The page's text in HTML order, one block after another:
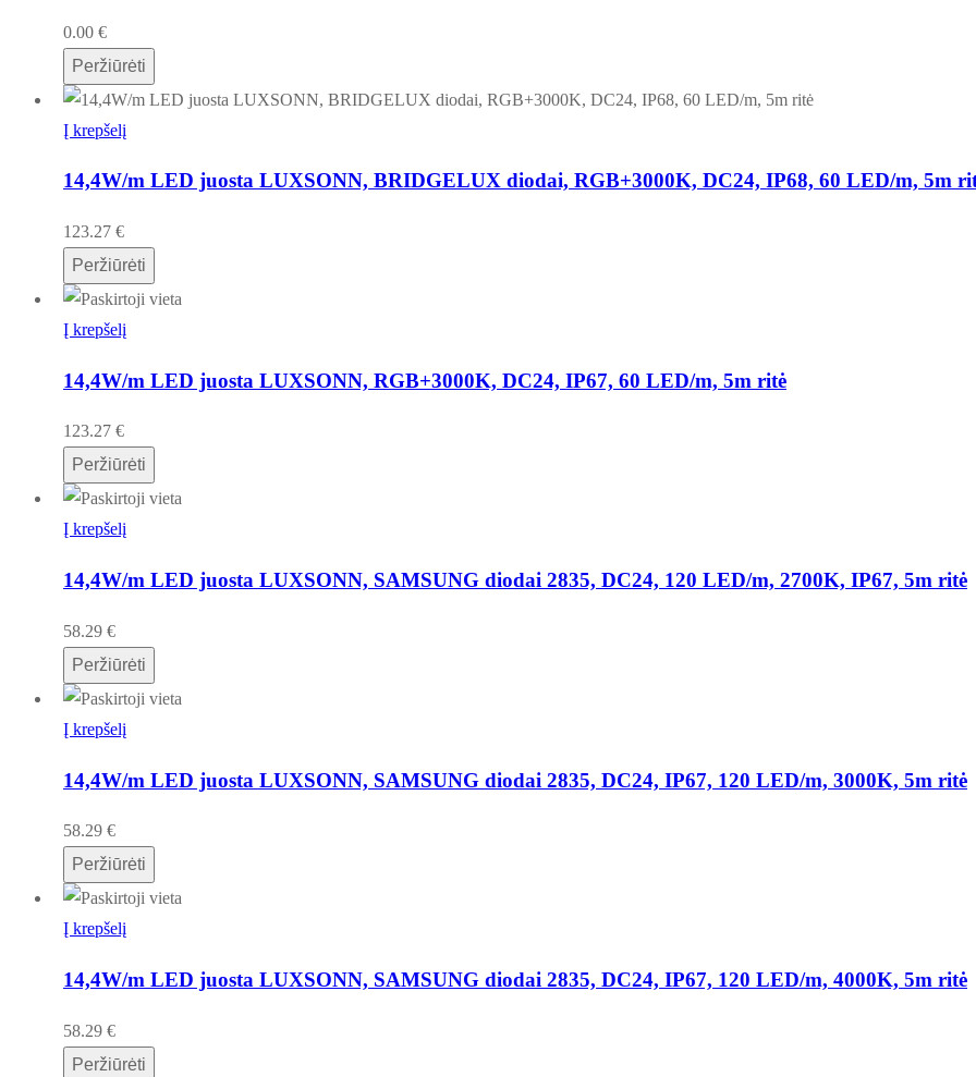
0.00 €
Peržiūrėti
Į krepšelį
14,4W/m LED juosta LUXSONN, BRIDGELUX diodai, RGB+3000K, DC24, IP68, 60 LED/m, 5m
123.27 €
Peržiūrėti
Į krepšelį
14,4W/m LED juosta LUXSONN, RGB+3000K, DC24, IP67, 60 LED/m, 5m ritė
123.27 €
Peržiūrėti
Į krepšelį
14,4W/m LED juosta LUXSONN, SAMSUNG diodai 2835, DC24, 120 LED/m, 2700K, IP67, 5m ritė
58.29 €
Peržiūrėti
Į krepšelį
14,4W/m LED juosta LUXSONN, SAMSUNG diodai 2835, DC24, IP67, 120 LED/m, 3000K, 5m ritė
58.29 €
Peržiūrėti
Į krepšelį
14,4W/m LED juosta LUXSONN, SAMSUNG diodai 2835, DC24, IP67, 120 LED/m, 4000K, 5m ritė
58.29 €
Peržiūrėti